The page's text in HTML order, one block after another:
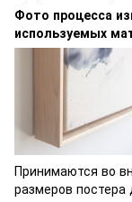
Фото процесса
используемых
Принимаются во
размеров постера